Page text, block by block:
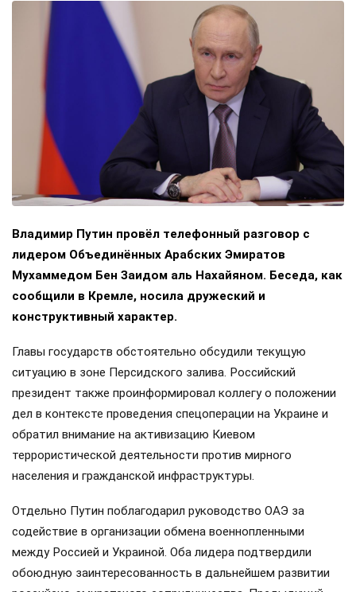
Владимир Путин провёл телефонный разговор с
лидером Объединённых Арабских Эмиратов
Мухаммедом Бен Заидом аль Нахайяном. Беседа, как
сообщили в Кремле, носила дружеский и
конструктивный характер.
Главы государств обстоятельно обсудили текущую
ситуацию в зоне Персидского залива. Российский
президент также проинформировал коллегу о положении
дел в контексте проведения спецоперации на Украине и
обратил внимание на активизацию Киевом
террористической деятельности против мирного
населения и гражданской инфраструктуры.
Отдельно Путин поблагодарил руководство ОАЭ за
содействие в организации обмена военнопленными
между Россией и Украиной. Оба лидера подтвердили
обоюдную заинтересованность в дальнейшем развитии